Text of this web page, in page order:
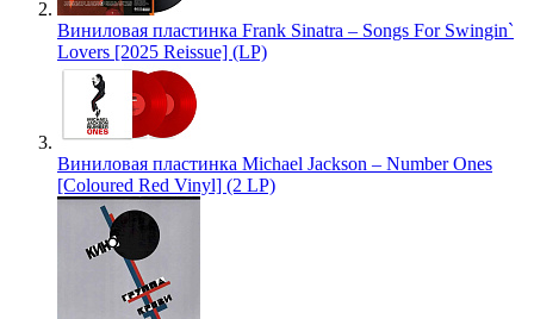
Виниловая пластинка Frank Sinatra – Songs For Swingin`
Lovers [2025 Reissue] (LP)
Виниловая пластинка Michael Jackson – Number Ones
[Coloured Red Vinyl] (2 LP)